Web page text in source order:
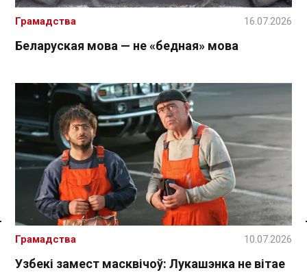
Спасылка без VPN
Беларуская мова — не «бедная» мова
Грамадства 16.07.2026
Узбекі замест масквічоў: Лукашэнка не вітае
Грамадства 10.07.2026